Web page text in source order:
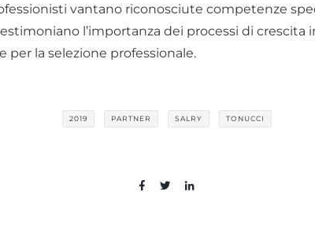
vantano riconosciute competenze
l’importanza dei processi di crescita
per la selezione professionale.
2019 PARTNER SALRY TONUCCI